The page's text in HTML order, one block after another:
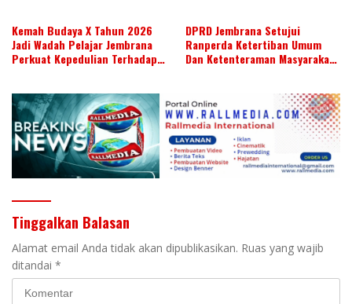
Kemah Budaya X Tahun 2026
Jadi Wadah Pelajar Jembrana
Perkuat Kepedulian Terhadap
DPRD Jembrana Setujui
Ranperda Ketertiban Umum
Dan Ketenteraman Masyarakat
Tinggalkan Balasan
Alamat email Anda tidak akan dipublikasikan. Ruas yang wajib
ditandai *